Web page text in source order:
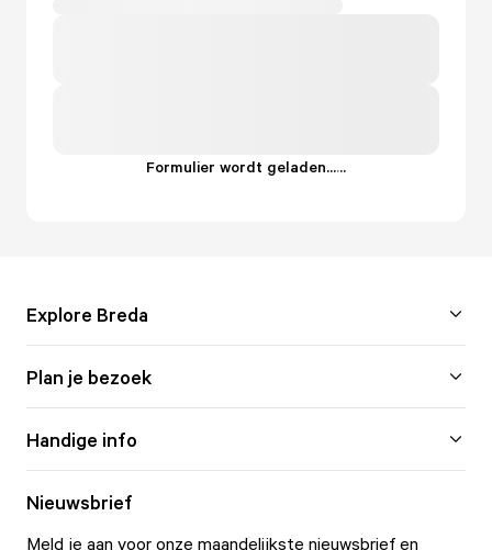
Formulier wordt geladen......
Explore Breda
Plan je bezoek
Handige info
Nieuwsbrief
Meld je aan voor onze maandelijkste nieuwsbrief en